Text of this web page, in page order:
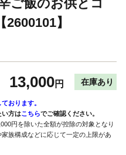
ご飯のお供とコ
】
13,000円 在庫あり
おります。
い方はこちらでご確認ください。
円を除いた全額が控除の対象となり
族構成などに応じて一定の上限があ